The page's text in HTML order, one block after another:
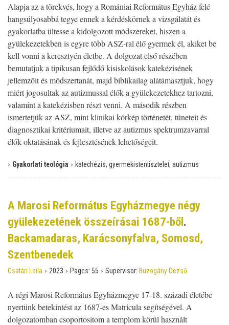
Alapja az a törekvés, hogy a Romániai Református Egyház felé
hangsúlyosabbá tegye ennek a kérdéskörnek a vizsgálatát és
gyakorlatba ültesse a kidolgozott módszereket, hiszen a
gyülekezetekben is egyre több ASZ-ral élő gyermek él, akiket be
kell vonni a keresztyén életbe. A dolgozat első részében
bemutatjuk a tipikusan fejlődő kisiskolások katekézisének
jellemzőit és módszertanát, majd biblikailag alátámasztjuk, hogy
miért jogosultak az autizmussal élők a gyülekezetekhez tartozni,
valamint a katekézisben részt venni. A második részben
ismertetjük az ASZ, mint klinikai kórkép történetét, tüneteit és
diagnosztikai kritériumait, illetve az autizmus spektrumzavarral
élők oktatásának és fejlesztésének lehetőségeit.
› Gyakorlati teológia › katechézis, gyermekistentisztelet, autizmus
A Marosi Református Egyházmegye négy
gyülekezetének összeírásai 1687-ből.
Backamadaras, Karácsonyfalva, Somosd,
Szentbenedek
Csatári Leila › 2023 › Pages: 55 › Supervisor: Buzogány Dezső
A régi Marosi Református Egyházmegye 17-18. századi életébe
nyertünk betekintést az 1687-es Matricula segítségével. A
dolgozatomban csoportosítom a templom körül használt